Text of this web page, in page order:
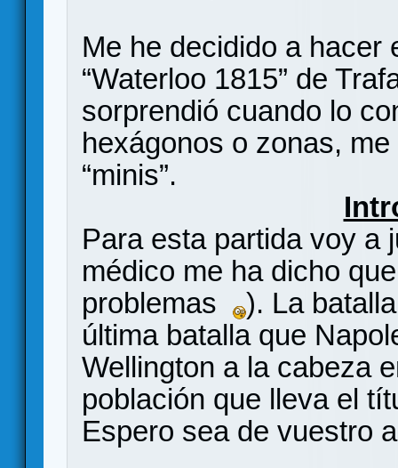
Me he decidido a hacer
“Waterloo 1815” de
sorprendió cuando lo
hexágonos o zonas,
“minis”.
Para esta partida voy a
médico me ha dicho
problemas
). La
última batalla que
Wellington a la cabeza
población que lleva el
Espero sea de vuestro